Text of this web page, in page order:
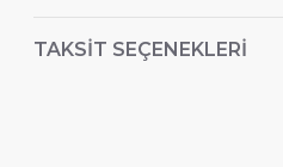
TAKSIT SEÇENEKLERI